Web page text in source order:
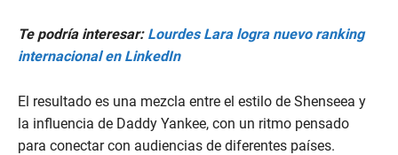
Te podría interesar: Lourdes Lara logra nuevo ranking
internacional en LinkedIn
El resultado es una mezcla entre el estilo de Shenseea y
la influencia de Daddy Yankee, con un ritmo pensado
para conectar con audiencias de diferentes países.